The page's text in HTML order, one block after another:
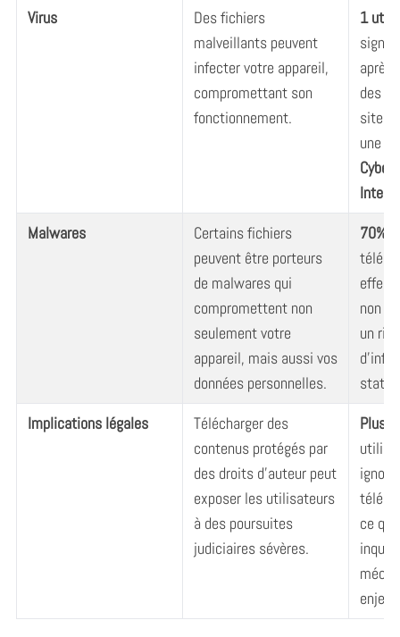
Virus
Des fichiers
malveillants peuvent
infecter votre appareil,
compromettant son
fonctionnement.
1
après
des
sites
une
Malwares
Certains fichiers
peuvent être porteurs
de malwares qui
compromettent non
seulement votre
appareil, mais aussi vos
données personnelles.
70%
non
un
Implications légales
Télécharger des
contenus protégés par
des droits d’auteur peut
exposer les utilisateurs
à des poursuites
judiciaires sévères.
Plus
ce